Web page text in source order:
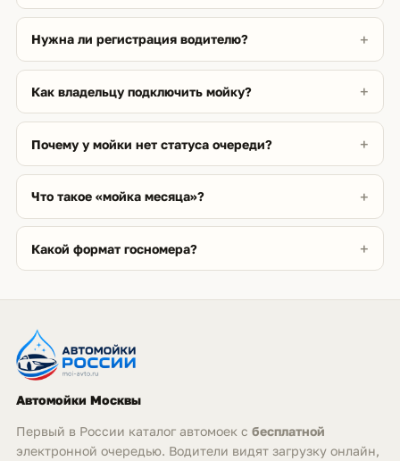
Нужна ли регистрация водителю?
Как владельцу подключить мойку?
Почему у мойки нет статуса очереди?
Что такое «мойка месяца»?
Какой формат госномера?
Автомойки Москвы
Первый в России каталог автомоек с бесплатной
электронной очередью. Водители видят загрузку онлайн,